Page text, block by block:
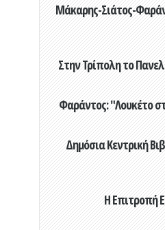
Μάκαρης-Σιάτος-
Στην Τρίπολη το
Φαράντος: "Λουκέτο
Δημόσια Κεντρική
Η Επιτροπή